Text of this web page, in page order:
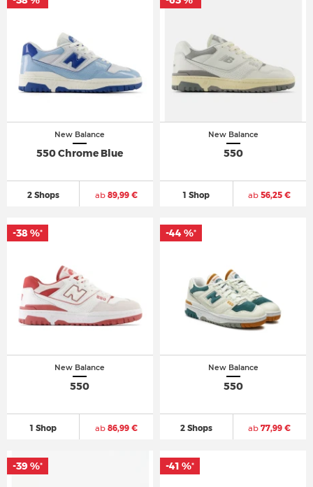
New Balance
550 Chrome Blue
2 Shops ab89,99 €
New Balance
550
1 Shop ab 56,25 €
New Balance
550
1 Shop ab86,99 €
-38 %*
-38 %*
New Balance
550
2 Shops ab 77,99 €
-44 %*
-44 %*
-39 %*
-39 %* -41 %*
-41 %*